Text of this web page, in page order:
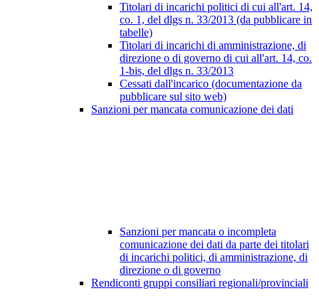
Titolari di incarichi politici di cui all'art. 14,
co. 1, del dlgs n. 33/2013 (da pubblicare in
tabelle)
Titolari di incarichi di amministrazione, di
direzione o di governo di cui all'art. 14, co.
1-bis, del dlgs n. 33/2013
Cessati dall'incarico (documentazione da
pubblicare sul sito web)
Sanzioni per mancata comunicazione dei dati
Sanzioni per mancata o incompleta
comunicazione dei dati da parte dei titolari
di incarichi politici, di amministrazione, di
direzione o di governo
Rendiconti gruppi consiliari regionali/provinciali